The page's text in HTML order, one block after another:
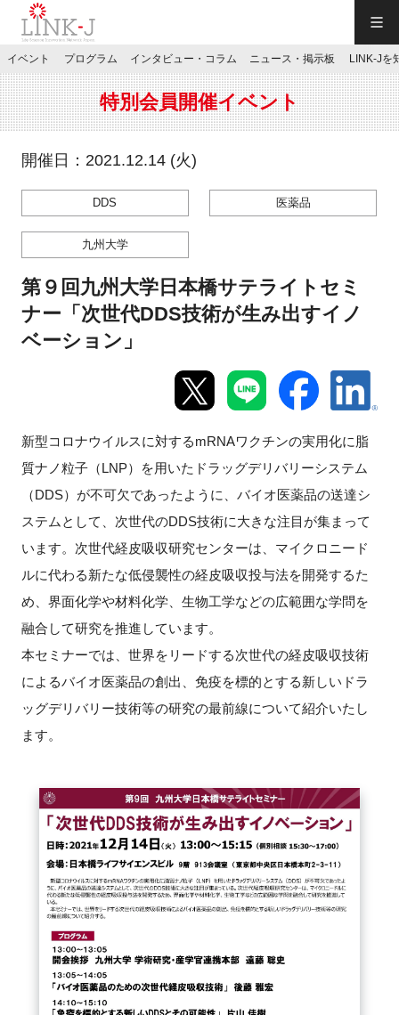
JP／EN
特別会員専用メニュー
お問い合わせ
イベント
プログラム
インタビュー・コラム
ニュース・掲示板
特別会員
FAQ
イベントお知らせメール登録
イベント プログラム インタビュー・コラム ニュース・掲示板 LINK-Jを
特別会員開催イベント
開催日：2021.12.14 (火)
DDS 医薬品
九州大学
第９回九州大学日本橋サテライトセミ
ナー「次世代DDS技術が生み出すイノ
ベーション」
新型コロナウイルスに対するmRNAワクチンの実用化に脂
質ナノ粒子（LNP）を用いたドラッグデリバリーシステム
（DDS）が不可欠であったように、バイオ医薬品の送達シ
ステムとして、次世代のDDS技術に大きな注目が集まって
います。次世代経皮吸収研究センターは、マイクロニード
ルに代わる新たな低侵襲性の経皮吸収投与法を開発するた
め、界面化学や材料化学、生物工学などの広範囲な学問を
融合して研究を推進しています。
本セミナーでは、世界をリードする次世代の経皮吸収技術
によるバイオ医薬品の創出、免疫を標的とする新しいドラ
ッグデリバリー技術等の研究の最前線について紹介いたし
ます。